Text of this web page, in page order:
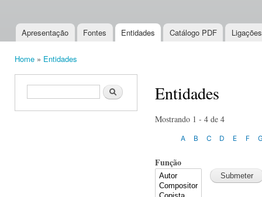
Main menu
Apresentação Fontes Entidades Catálogo PDF
Home » Entidades
Search form Search Entidades
Mostrando 1 - 4 de 4
A B C D E F
Função